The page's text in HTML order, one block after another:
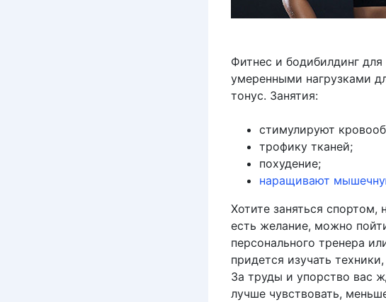
Фитнес и бодибилдинг
умеренными нагрузками
тонус. Занятия:
стимулируют
трофику тканей;
похудение;
наращивают
Хотите заняться спортом,
есть желание, можно
персонального тренера
придется изучать
За труды и упорство вас
лучше чувствовать,